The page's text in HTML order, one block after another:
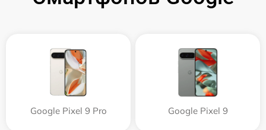
Google Pixel 9 Pro Google Pixel 9